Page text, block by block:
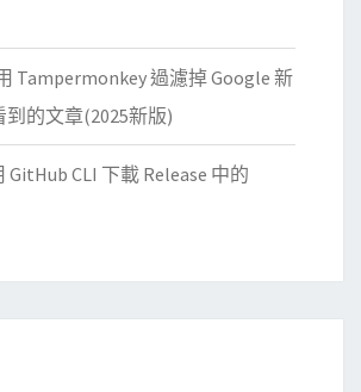
Tampermonkey 過濾掉 Google 新
的文章(2025新版)
CLI 下載 Release 中的